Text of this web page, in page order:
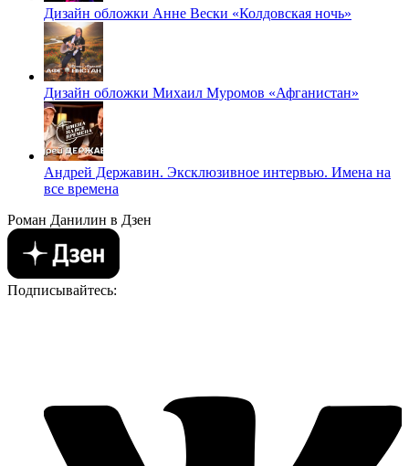
Дизайн обложки Анне Вески «Колдовская ночь»
Дизайн обложки Михаил Муромов «Афганистан»
Андрей Державин. Эксклюзивное интервью. Имена на
все времена
Роман Данилин в Дзен
Подписывайтесь: